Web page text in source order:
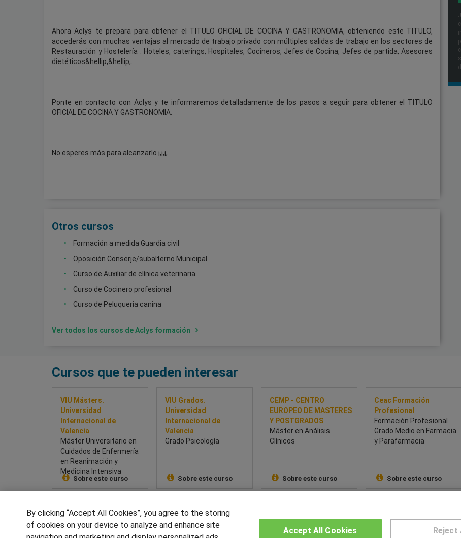
Ahora Aclys te prepara para obtener el TITULO OFICIAL DE COCINA Y GASTRONOMIA, obteniendo este TITULO,
accederás con muchas ventajas al mercado de trabajo privado con múltiples salidas de trabajo en los sectores de
Restauración y Hostelería : Hoteles, caterings, Hospitales, Cocineros, Jefes de Cocina, Jefes de partida, Asesores
dietéticos&hellip,&hellip,.
Ponte en contacto con Aclys y te informaremos detalladamente de los pasos a seguir para obtener el TITULO
OFICIAL DE COCINA Y GASTRONOMIA.
No esperes más para alcanzarlo ¡,¡,¡,
Otros cursos
Formación a medida Guardia civil
Oposición Conserje/subalterno Municipal
Curso de Auxiliar de clínica veterinaria
Curso de Cocinero profesional
Curso de Peluqueria canina
Ver todos los cursos de Aclys formación
Cursos que te pueden interesar
VIU Másters.
Universidad
Internacional de
Valencia
Máster Universitario en
Cuidados de Enfermería
en Reanimación y
Medicina Intensiva
Sobre este curso
VIU Grados.
Universidad
Internacional de
Valencia
Grado Psicología
Sobre este curso
CEMP - CENTRO
EUROPEO DE MASTERES
Y POSTGRADOS
Máster en Análisis
Clínicos
Sobre este curso
Ceac Formación
Profesional
Formación Profesional
Grado Medio en Farmacia
y Parafarmacia
Sobre este curso
SÍGUENOS EN LAS REDES
By clicking “Accept All Cookies”, you agree to the storing
of cookies on your device to analyze and enhance site
Reject
Accept All Cookies